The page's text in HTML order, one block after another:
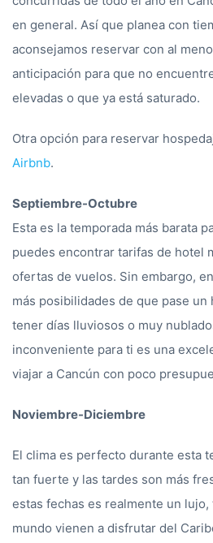
en general. Así que planea con
aconsejamos reservar con al
anticipación para que no
elevadas o que ya está saturado.
Otra opción para reservar
Airbnb.
Septiembre-Octubre
Esta es la temporada más barata
puedes encontrar tarifas de hotel
ofertas de vuelos. Sin embargo,
más posibilidades de que pase un
tener días lluviosos o muy
inconveniente para ti es una
viajar a Cancún con poco
Noviembre-Diciembre
El clima es perfecto durante esta
tan fuerte y las tardes son más
estas fechas es realmente un
mundo vienen a disfrutar del